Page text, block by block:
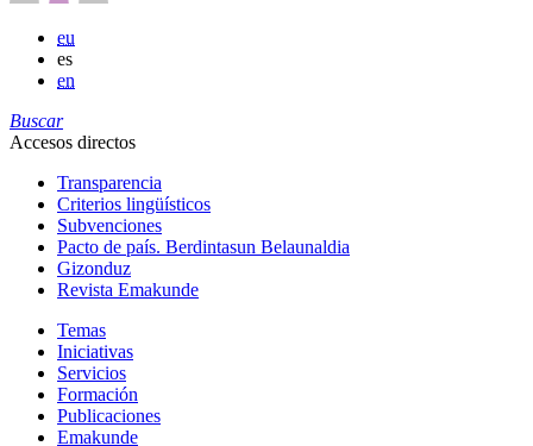
eu
es
en
Buscar
Accesos directos
Transparencia
Criterios lingüísticos
Subvenciones
Pacto de país. Berdintasun Belaunaldia
Gizonduz
Revista Emakunde
Temas
Iniciativas
Servicios
Formación
Publicaciones
Emakunde